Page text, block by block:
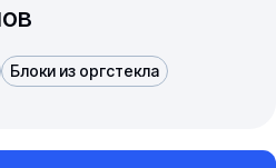
Блоки из оргстекла